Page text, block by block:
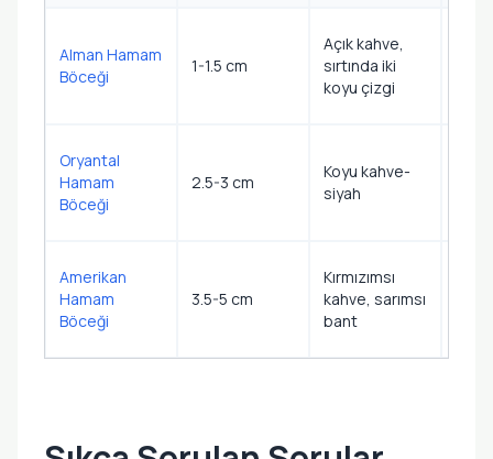
Alman Hamam
Böceği
1-1.5 cm
Açık kahve,
sırtında iki
koyu çizgi
Oryantal
Hamam
Böceği
2.5-3 cm
Koyu kahve-
siyah
Amerikan
Hamam
Böceği
3.5-5 cm
Kırmızımsı
kahve, sarımsı
bant